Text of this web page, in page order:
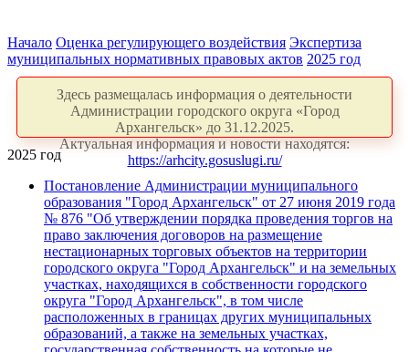
Начало Оценка регулирующего воздействия Экспертиза
муниципальных нормативных правовых актов 2025 год
Здесь размещалась информация о деятельности
Администрации городского округа «Город
Архангельск» до 31.12.2025.
Актуальная информация и новости находятся:
https://arhcity.gosuslugi.ru/
2025 год
Постановление Администрации муниципального
образования "Город Архангельск" от 27 июня 2019 года
№ 876 "Об утверждении порядка проведения торгов на
право заключения договоров на размещение
нестационарных торговых объектов на территории
городского округа "Город Архангельск" и на земельных
участках, находящихся в собственности городского
округа "Город Архангельск", в том числе
расположенных в границах других муниципальных
образований, а также на земельных участках,